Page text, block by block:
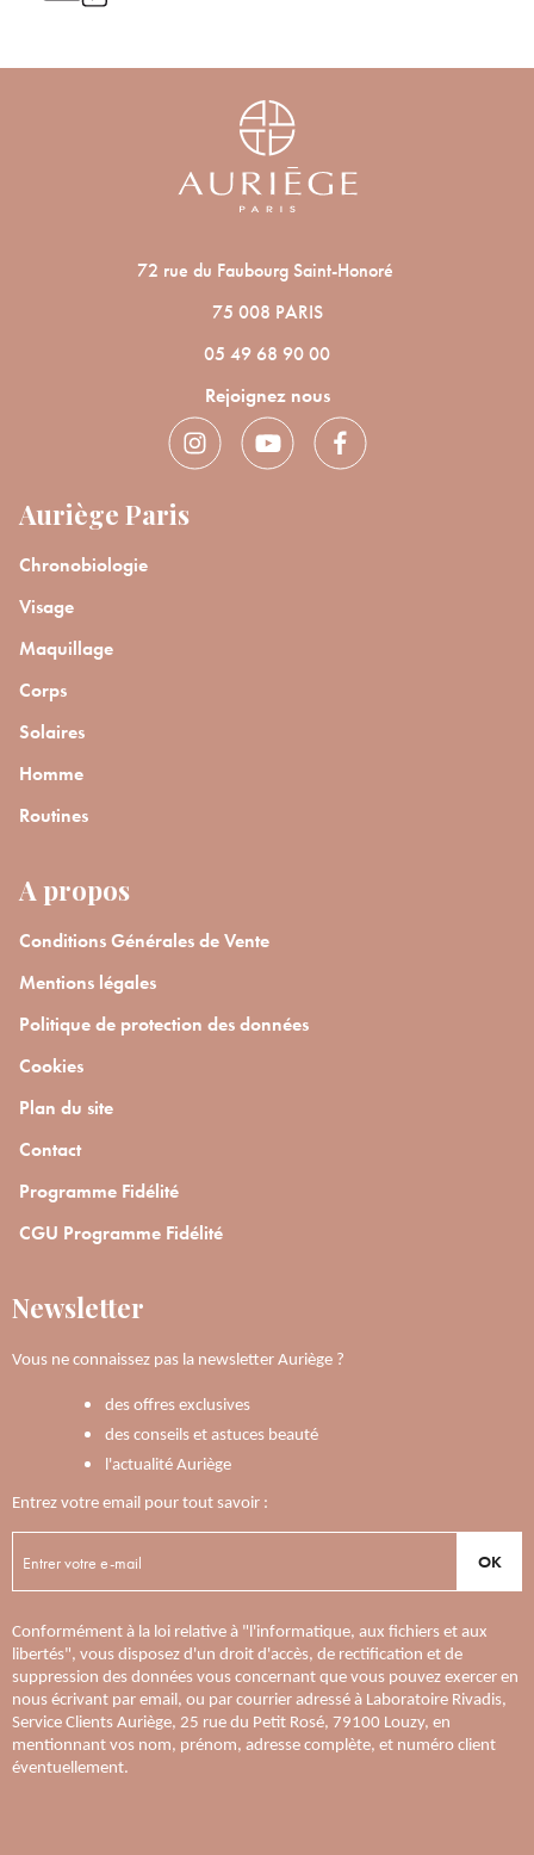
72 rue du Faubourg Saint-Honoré
75 008 PARIS
05 49 68 90 00
Rejoignez nous
Auriège Paris
Chronobiologie
Visage
Maquillage
Corps
Solaires
Homme
Routines
A propos
Conditions Générales de Vente
Mentions légales
Politique de protection des données
Cookies
Plan du site
Contact
Programme Fidélité
CGU Programme Fidélité
Newsletter
Vous ne connaissez pas la newsletter Auriège ?
des offres exclusives
des conseils et astuces beauté
l'actualité Auriège
Entrez votre email pour tout savoir :
OK
Conformément à la loi relative à "l'informatique, aux fichiers et aux
libertés", vous disposez d'un droit d'accès, de rectification et de
suppression des données vous concernant que vous pouvez exercer en
nous écrivant par email, ou par courrier adressé à Laboratoire Rivadis,
Service Clients Auriège, 25 rue du Petit Rosé, 79100 Louzy, en
mentionnant vos nom, prénom, adresse complète, et numéro client
éventuellement.
communications par e-mail de la part d’Auriège.